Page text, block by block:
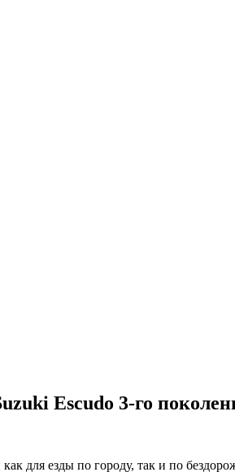
Escudo 3-го
для езды по городу, так и по